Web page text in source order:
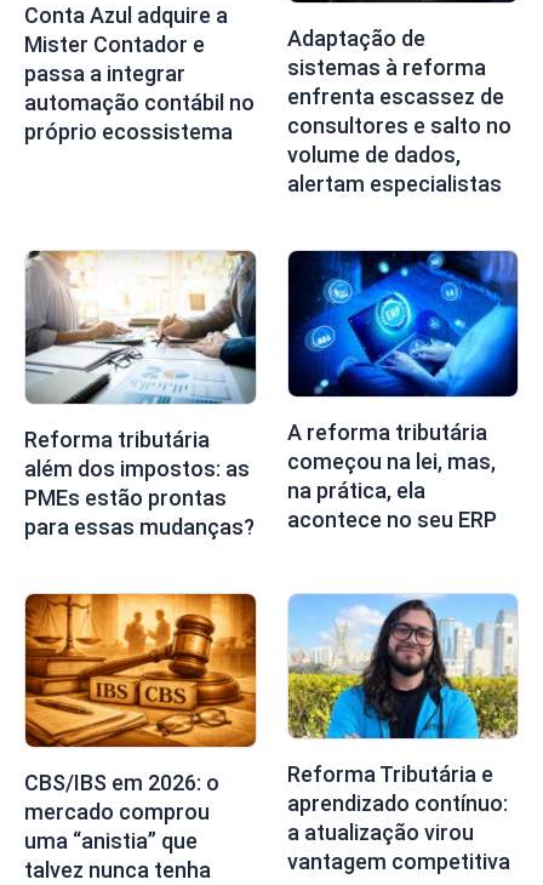
Conta Azul adquire a
Mister Contador e
passa a integrar
automação contábil no
próprio ecossistema
Adaptação de
sistemas à reforma
enfrenta escassez de
consultores e salto no
volume de dados,
alertam especialistas
Reforma tributária
além dos impostos: as
PMEs estão prontas
para essas mudanças?
A reforma tributária
começou na lei, mas,
na prática, ela
acontece no seu ERP
CBS/IBS em 2026: o
mercado comprou
uma “anistia” que
talvez nunca tenha
Reforma Tributária e
aprendizado contínuo:
a atualização virou
vantagem competitiva